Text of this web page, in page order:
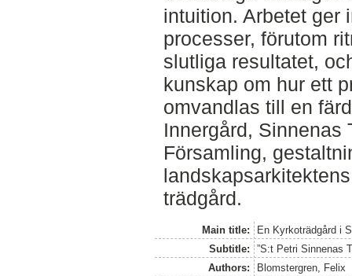
intuition. Arbetet ger
processer, förutom
slutliga resultatet,
kunskap om hur ett
omvandlas till en
Innergård, Sinnenas
Församling,
trädgård.
Main title:
En Kyrkoträdgård i
Subtitle:
”S:t Petri Sinnenas
Authors:
Blomstergren, Felix